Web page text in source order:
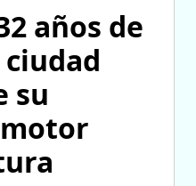
años de
su